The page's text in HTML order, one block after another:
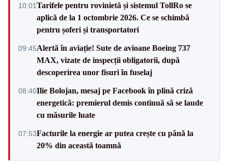
10:01Tarifele pentru rovinietă și sistemul TollRo se
aplică de la 1 octombrie 2026. Ce se schimbă
pentru șoferi și transportatori
09:45Alertă în aviație! Sute de avioane Boeing 737
MAX, vizate de inspecții obligatorii, după
descoperirea unor fisuri în fuselaj
08:40Ilie Bolojan, mesaj pe Facebook în plină criză
energetică: premierul demis continuă să se laude
cu măsurile luate
07:53Facturile la energie ar putea crește cu până la
20% din această toamnă